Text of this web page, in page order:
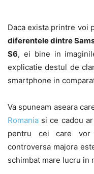
Daca exista printre voi
diferentele dintre
S6, ei bine in
explicatie destul de
smartphone in
Va spuneam aseara
Romania si ce cadou
pentru cei care vor
controversa majora
schimbat mare lucru in